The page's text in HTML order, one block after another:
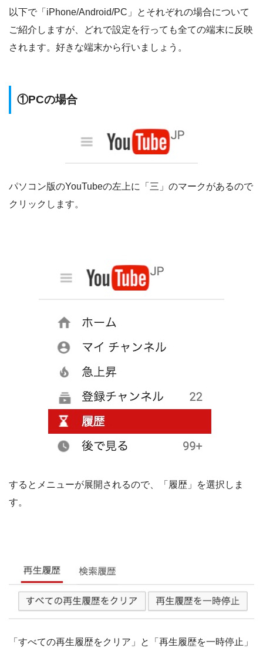
以下で「iPhone/Android/PC」とそれぞれの場合について
ご紹介しますが、どれで設定を行っても全ての端末に反映
されます。好きな端末から行いましょう。
①PCの場合
パソコン版のYouTubeの左上に「三」のマークがあるので
クリックします。
するとメニューが展開されるので、「履歴」を選択しま
す。
「すべての再生履歴をクリア」と「再生履歴を一時停止」